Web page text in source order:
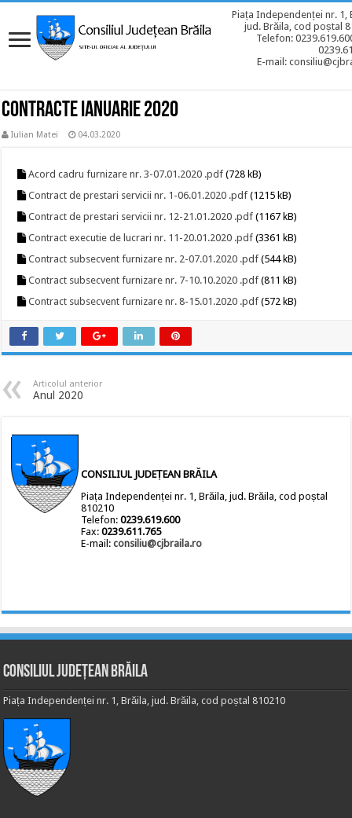
Piața Independenței nr. 1,
jud. Brăila, cod poștal
Telefon:
E-mail:
Contracte ianuarie 2020
Iulian Matei 04.03.2020
Acord cadru furnizare nr. 3-07.01.2020 .pdf (728 kB)
Contract de prestari servicii nr. 1-06.01.2020 .pdf (1215 kB)
Contract de prestari servicii nr. 12-21.01.2020 .pdf (1167 kB)
Contract executie de lucrari nr. 11-20.01.2020 .pdf (3361 kB)
Contract subsecvent furnizare nr. 2-07.01.2020 .pdf (544 kB)
Contract subsecvent furnizare nr. 7-10.10.2020 .pdf (811 kB)
Contract subsecvent furnizare nr. 8-15.01.2020 .pdf (572 kB)
Articolul anterior
Anul 2020
CONSILIUL JUDEȚEAN BRĂILA
Piața Independenței nr. 1, Brăila, jud. Brăila, cod poștal
810210
Telefon:0239.619.600
Fax:0239.611.765
E-mail:consiliu@cjbraila.ro
Consiliul Județean Brăila
Piața Independenței nr. 1, Brăila, jud. Brăila, cod poștal 810210